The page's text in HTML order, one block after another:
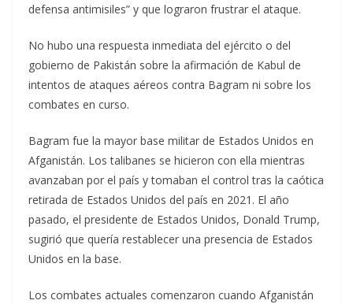
defensa antimisiles” y que lograron frustrar el ataque.
No hubo una respuesta inmediata del ejército o del
gobierno de Pakistán sobre la afirmación de Kabul de
intentos de ataques aéreos contra Bagram ni sobre los
combates en curso.
Bagram fue la mayor base militar de Estados Unidos en
Afganistán. Los talibanes se hicieron con ella mientras
avanzaban por el país y tomaban el control tras la caótica
retirada de Estados Unidos del país en 2021. El año
pasado, el presidente de Estados Unidos, Donald Trump,
sugirió que quería restablecer una presencia de Estados
Unidos en la base.
Los combates actuales comenzaron cuando Afganistán